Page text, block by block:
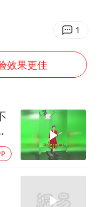
教师减少13.19万
泰国：高度重视中国游客旅游体验
于东来直播和胖东来核心团队开会
冲奖
构建更高水平的全民健身公共服务体系
1
效果更佳